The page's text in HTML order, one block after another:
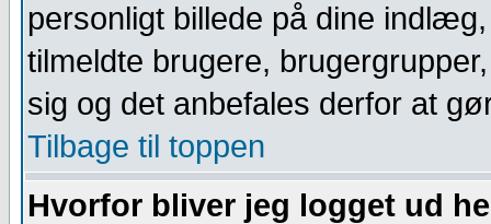
personligt billede på dine
tilmeldte brugere,
sig og det anbefales derfor at
Tilbage til toppen
Hvorfor bliver jeg logget ud